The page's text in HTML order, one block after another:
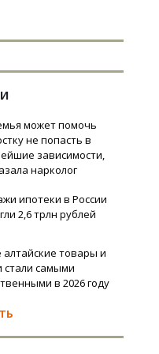
может помочь
не попасть в
зависимости,
нарколог
ипотеки в России
2,6 трлн рублей
алтайские товары и
стали самыми
в 2026 году